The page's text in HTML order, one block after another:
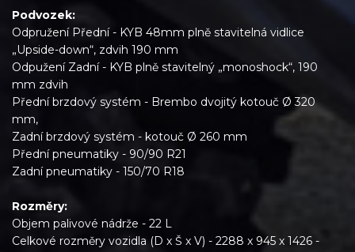
Podvozek:
Odpružení Přední - KYB 48mm plně stavitelná vidlice
„Upside-down“, zdvih 190 mm
Odpužení Zadní - KYB plně stavitelný „monoshock“, 190
mm zdvih
Přední brzdový systém - Brembo dvojitý kotouč Ø 320
mm,
Zadní brzdový systém - kotouč Ø 260 mm
Přední pneumatiky - 90/90 R21
Zadní pneumatiky - 150/70 R18
Rozměry:
Objem palivové nádrže - 22 L
Celkové rozměry vozidla (D x Š x V) - 2288 x 945 x 1426 -